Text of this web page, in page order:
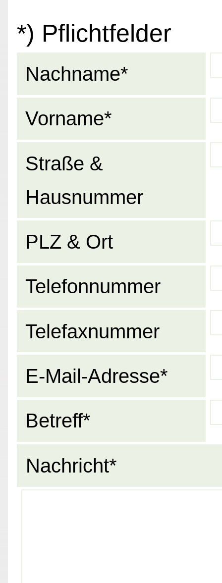
*) Pflichtfelder
Nachname*
Vorname*
Straße &
Hausnummer
PLZ & Ort
Telefonnummer
Telefaxnummer
E-Mail-Adresse*
Betreff*
Nachricht*